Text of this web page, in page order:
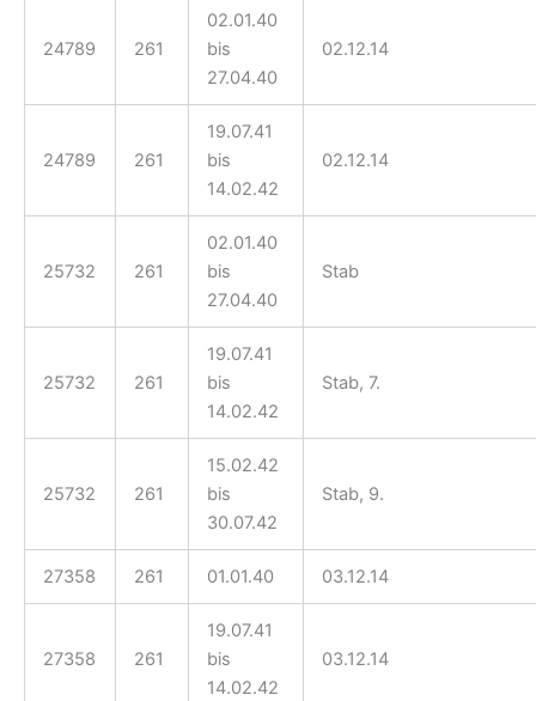
24789 261
02.01.40
bis
27.04.40
02.12.14
24789 261
19.07.41
bis
14.02.42
02.12.14
25732 261
02.01.40
bis
27.04.40
Stab
25732 261
19.07.41
bis
14.02.42
Stab, 7.
25732 261
15.02.42
bis
30.07.42
Stab, 9.
27358 261 01.01.40 03.12.14
27358 261
19.07.41
bis
14.02.42
03.12.14